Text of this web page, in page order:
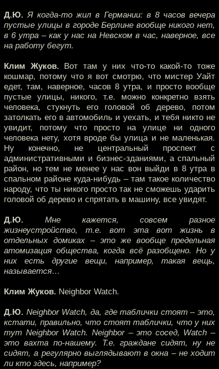
Д.Ю. Я когда-то жил в Германии: в 8 часов вечера
пустые улицы в городе Берлине вообще никого нет,
в 6 утра – как у нас на Невском в час, наверное, все
на работу бегут.
Клим Жуков. Вот там у них что-то какой-то тоже
кошмар, потому что я вот смотрю, что мистер Уайт
едет, там, наверное, часов 8 утра, и просто вообще
пустые улицы, никого, т.е. можно конкретно взять
человека, стукнуть его головой об дерево, потом
затолкать его в автомобиль и уехать, и тебя никто не
увидит, потому что просто на улице ни одного
человека нету, хотя вроде бы улица и не маленькая.
Ну конечно, не центральный проспект с
административными и бизнес-зданиями, а спальный
район, но тем не менее у нас вон выйди в 8 утра в
спальном районе куда-нибудь – там такое количество
народу, что ты никого просто так не сможешь ударить
головой об дерево и спрятать в машину, все увидят.
Д.Ю. Мне кажется, совсем разное
жизнеустройство, т.е. вот эта вот жизнь в
отдельных домиках – это же вообще предельная
атомизация общества, когда всё разобщено. Но у
них есть другие вещи, например, такая вещь,
называется…
Клим Жуков. Neighbor Watch.
Д.Ю. Neighbor Watch, да, где таблички стоят – это,
кстати, правильно, что стоят таблички, что у них
тут Neighbor Watch. Neighbor – это сосед, Watch –
это вахта по-нашему. Т.е. граждане сидят, ну не
сидят, а регулярно выглядывают в окна – не ходит
ли кто здесь, например?